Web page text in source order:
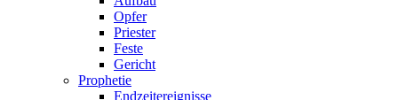
Opfer
Priester
Feste
Gericht
Prophetie
Endzeitereignisse